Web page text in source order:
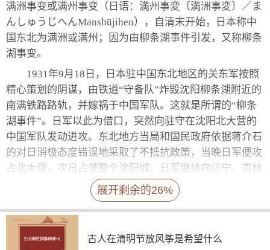
满洲事变或满州事变（日语：満州事変〔満洲事変〕／ま
んしゅうじへんManshūjihen），自清末开始，日本称中
国东北为满洲或满州；因为由柳条湖事件引发，又称柳条
湖事变。
1931年9月18日，日本驻中国东北地区的关东军按照
精心策划的阴谋，由铁道“守备队”炸毁沈阳柳条湖附近的
南满铁路路轨，并嫁祸于中国军队。这就是所谓的“柳条
湖事件”。日军以此为借口，突然向驻守在沈阳北大营的
中国军队发动进攻。东北地方当局和国民政府依据蒋介石
的对日消极态度错误地采取了不抵抗政策，当晚日军便攻
占北大营，次日占领整个沈阳城。日军继续向辽宁、吉林
和黑龙江的广大地区进攻，短短4个多月内，128万平方公
里、相当于日本国土3.5倍的中国东北全部沦陷，3000多
万父老成了亡国奴。这就是震惊中外的“九一八”事变。
九一八事变之类的事情有哪些
展开剩余的26%
古人在清明节放风筝是希望什么